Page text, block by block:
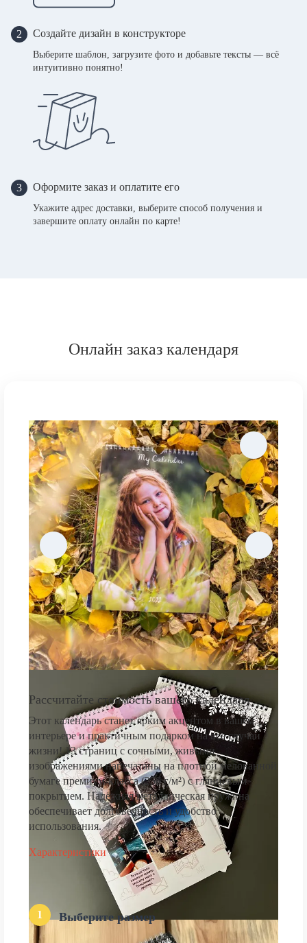
2 Создайте дизайн в конструкторе
Выберите шаблон, загрузите фото и добавьте тексты — всё
интуитивно понятно!
3 Оформите заказ и оплатите его
Укажите адрес доставки, выберите способ получения и
завершите оплату онлайн по карте!
Онлайн заказ календаря
Рассчитайте стоимость вашего календаря
Этот календарь станет ярким акцентом в вашем
интерьере и практичным подарком на все случаи
жизни! 13 страниц с сочными, живыми
изображениями напечатаны на плотной мелованной
бумаге премиум-класса (250 г/м²) с глянцевым
покрытием. Надёжная металлическая пружина
обеспечивает долговечность и удобство
использования.
Характеристики
1 Выберите размер